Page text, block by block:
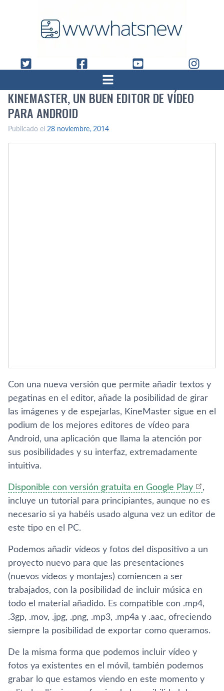
KINEMASTER, UN BUEN EDITOR DE VÍ­DEO
PARA ANDROID
Publicado el 28 noviembre, 2014
Con una nueva versión que permite añadir textos y
pegatinas en el editor, añade la posibilidad de girar
las imágenes y de espejarlas, KineMaster sigue en el
podium de los mejores editores de ví­deo para
Android, una aplicación que llama la atención por
sus posibilidades y su interfaz, extremadamente
intuitiva.
Disponible con versión gratuita en Google Play
,
incluye un tutorial para principiantes, aunque no es
necesario si ya habéis usado alguna vez un editor de
este tipo en el PC.
Podemos añadir ví­deos y fotos del dispositivo a un
proyecto nuevo para que las presentaciones
(nuevos ví­deos y montajes) comiencen a ser
trabajados, con la posibilidad de incluir música en
todo el material añadido. Es compatible con .mp4,
.3gp, .mov, .jpg, .png, .mp3, .mp4a y .aac, ofreciendo
siempre la posibilidad de exportar como queramos.
De la misma forma que podemos incluir ví­deo y
fotos ya existentes en el móvil, también podemos
grabar lo que estamos viendo en este momento y